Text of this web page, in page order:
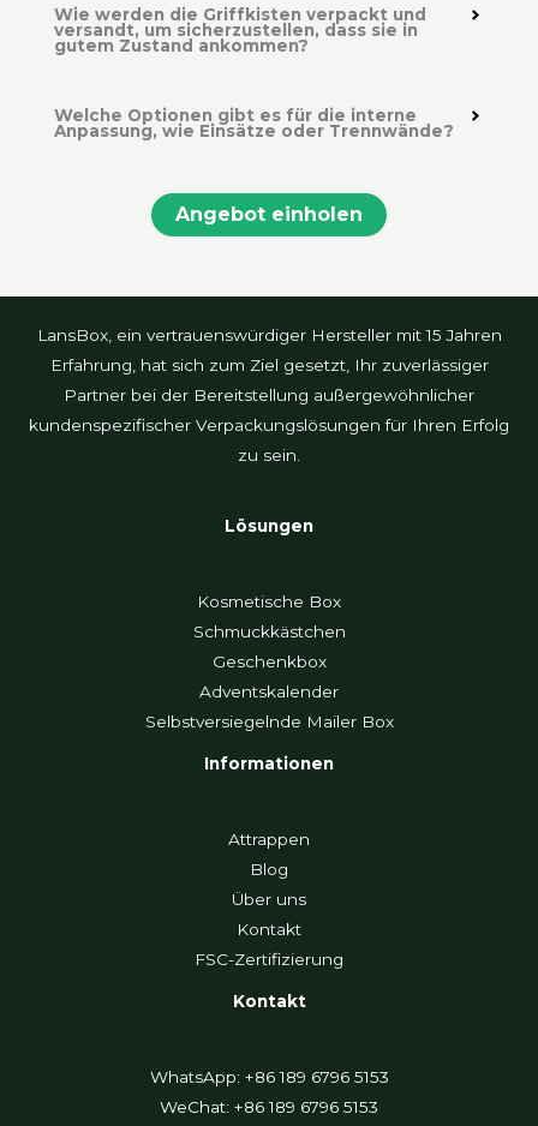
Wie werden die Griffkisten verpackt und
versandt, um sicherzustellen, dass sie in
gutem Zustand ankommen?
Welche Optionen gibt es für die interne
Anpassung, wie Einsätze oder Trennwände?
Angebot einholen
LansBox, ein vertrauenswürdiger Hersteller mit 15 Jahren
Erfahrung, hat sich zum Ziel gesetzt, Ihr zuverlässiger
Partner bei der Bereitstellung außergewöhnlicher
kundenspezifischer Verpackungslösungen für Ihren Erfolg
zu sein.
Lösungen
Kosmetische Box
Schmuckkästchen
Geschenkbox
Adventskalender
Selbstversiegelnde Mailer Box
Informationen
Attrappen
Blog
Über uns
Kontakt
FSC-Zertifizierung
Kontakt
WhatsApp: +86 189 6796 5153
WeChat: +86 189 6796 5153